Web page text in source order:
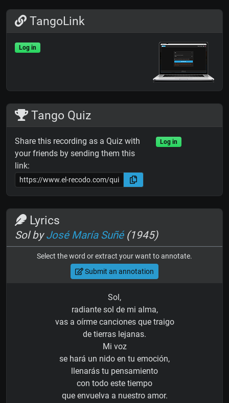
TangoLink
Log in
Tango Quiz
Share this recording as a Quiz with
your friends by sending them this
link:
Log in
Lyrics
Sol byJosé María Suñé(1945)
Select the word or extract your want to annotate.
Submit an annotation
Sol,
radiante sol de mi alma,
vas a oírme canciones que traigo
de tierras lejanas.
Mi voz
se hará un nido en tu emoción,
llenarás tu pensamiento
con todo este tiempo
que envuelva a nuestro amor.